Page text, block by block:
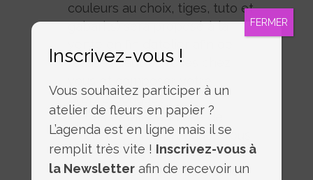
couleurs au choix, tiges, tuto et
gabarits) sera proposé à la
réaliser d’autres roses chez
propre bouquet
Les détails, adresse de
l’atelier et infos pratiques vous
seront envoyées par mail dés
validation de votre inscription.
Inscrivez-vous !
Vous souhaitez participer à un
atelier de fleurs en papier ?
L’agenda est en ligne mais il se
remplit très vite ! Inscrivez-vous à
la Newsletterafin de recevoir un
FERMER